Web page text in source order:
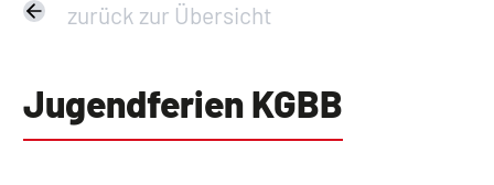
zurück zur Übersicht
Jugendferien KGBB